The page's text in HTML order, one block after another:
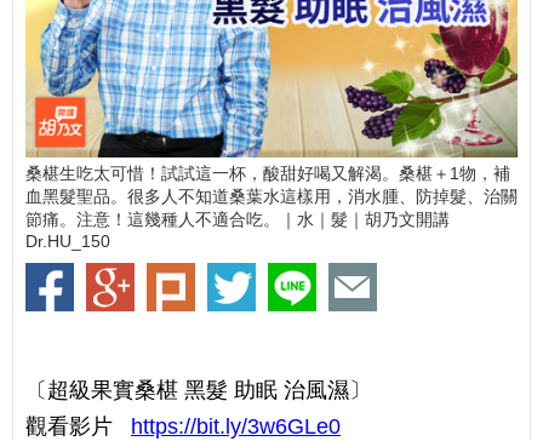
桑椹生吃太可惜！試試這一杯，酸甜好喝又解渴。桑椹＋1物，補
血黑髮聖品。很多人不知道桑葉水這樣用，消水腫、防掉髮、治關
節痛。注意！這幾種人不適合吃。｜水｜髮｜胡乃文開講
Dr.HU_150
〔超級果實桑椹 黑髮 助眠 治風濕〕
觀看影片 https://bit.ly/3w6GLe0